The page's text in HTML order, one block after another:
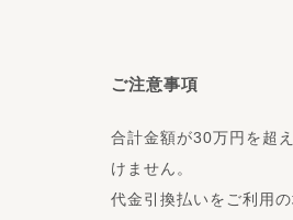
ご注意事項
合計金額が30万円を超
けません。
代金引換払いをご利用